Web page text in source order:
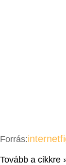
Forrás:
Tovább a cikkre